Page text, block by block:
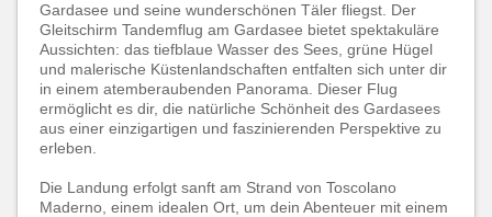
Gardasee und seine wunderschönen Täler fliegst. Der
Gleitschirm Tandemflug am Gardasee bietet spektakuläre
Aussichten: das tiefblaue Wasser des Sees, grüne Hügel
und malerische Küstenlandschaften entfalten sich unter dir
in einem atemberaubenden Panorama. Dieser Flug
ermöglicht es dir, die natürliche Schönheit des Gardasees
aus einer einzigartigen und faszinierenden Perspektive zu
erleben.
Die Landung erfolgt sanft am Strand von Toscolano
Maderno, einem idealen Ort, um dein Abenteuer mit einem